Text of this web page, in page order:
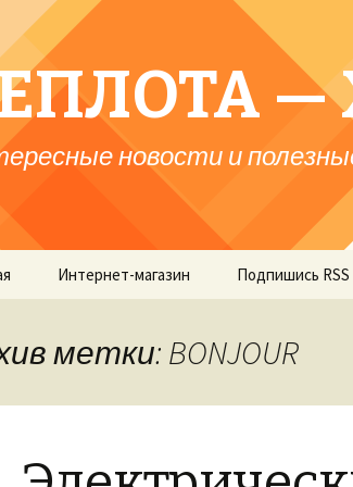
—
новости и
Интернет-магазин Подпишись RSS
метки: BONJOUR